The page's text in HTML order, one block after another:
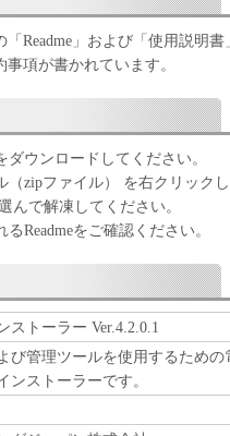
す。
除き、キヤノンおよびキヤノ
ると黙示たるとを問わず、お
。
」に含まれるキヤノンまたは
または削除してはなりません。
」を、対応するキヤノンのネ
客様のコンピュータにおいて
ストールすること、または表
しくは実行することのいずれ
でのみ、「許諾ソフトウェア
Readme」および「使用説明
項が書かれています。
ウンロードしてください。
（zipファイル） を右クリック
んで解凍してください。
Readmeをご確認ください。
ストーラー Ver.4.2.0.1
び管理ツールを使用するための
ンストーラーです。